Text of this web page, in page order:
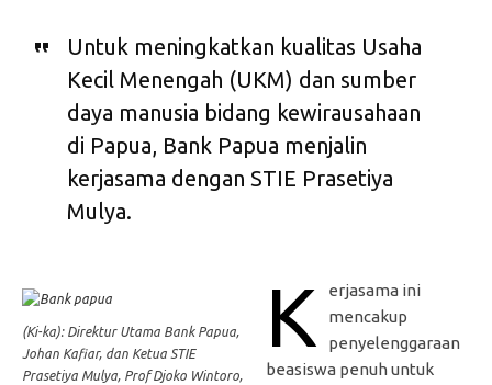
Untuk meningkatkan kualitas Usaha
Kecil Menengah (UKM) dan sumber
daya manusia bidang kewirausahaan
di Papua, Bank Papua menjalin
kerjasama dengan STIE Prasetiya
Mulya.
(Ki-ka): Direktur Utama Bank Papua,
Johan Kafiar, dan Ketua STIE
Prasetiya Mulya, Prof Djoko Wintoro,
K
erjasama ini
mencakup
penyelenggaraan
beasiswa penuh untuk